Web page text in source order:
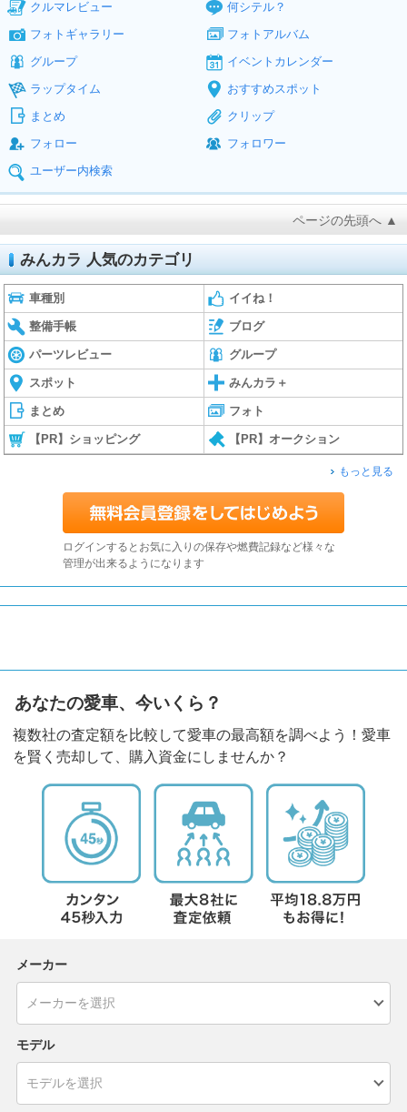
クルマレビュー
何シテル？
フォトギャラリー
フォトアルバム
グループ
イベントカレンダー
ラップタイム
おすすめスポット
まとめ
クリップ
フォロー
フォロワー
ユーザー内検索
ページの先頭へ ▲
みんカラ 人気のカテゴリ
車種別 イイね！
整備手帳 ブログ
パーツレビュー グループ
スポット みんカラ＋
まとめ フォト
【PR】ショッピング 【PR】オークション
もっと見る
ログインするとお気に入りの保存や燃費記録など様々な
管理が出来るようになります
あなたの愛車、今いくら？
複数社の査定額を比較して愛車の最高額を調べよう！愛車
を賢く売却して、購入資金にしませんか？
メーカー
モデル